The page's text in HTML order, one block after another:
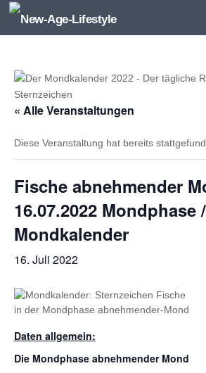
Zum Inhalt springen
« Alle Veranstaltungen
Diese Veranstaltung hat bereits
Fische abnehmender
16.07.2022 Mondphase /
Mondkalender
16. Juli 2022
Daten allgemein:
Die Mondphase abnehmender Mond